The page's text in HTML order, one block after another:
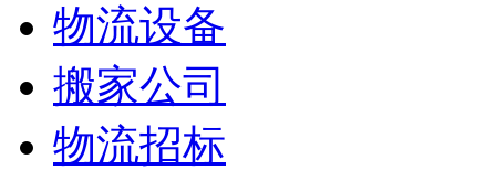
物流设备
搬家公司
物流招标